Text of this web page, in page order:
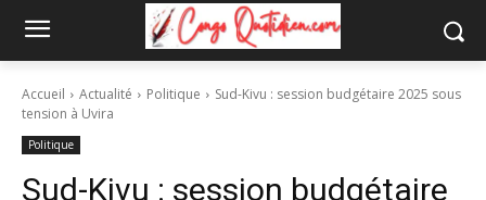
Accueil Actualité Politique
Sud-Kivu : session budgétaire 2025 sous
tension à Uvira
Politique
Sud-Kivu : session budgétaire